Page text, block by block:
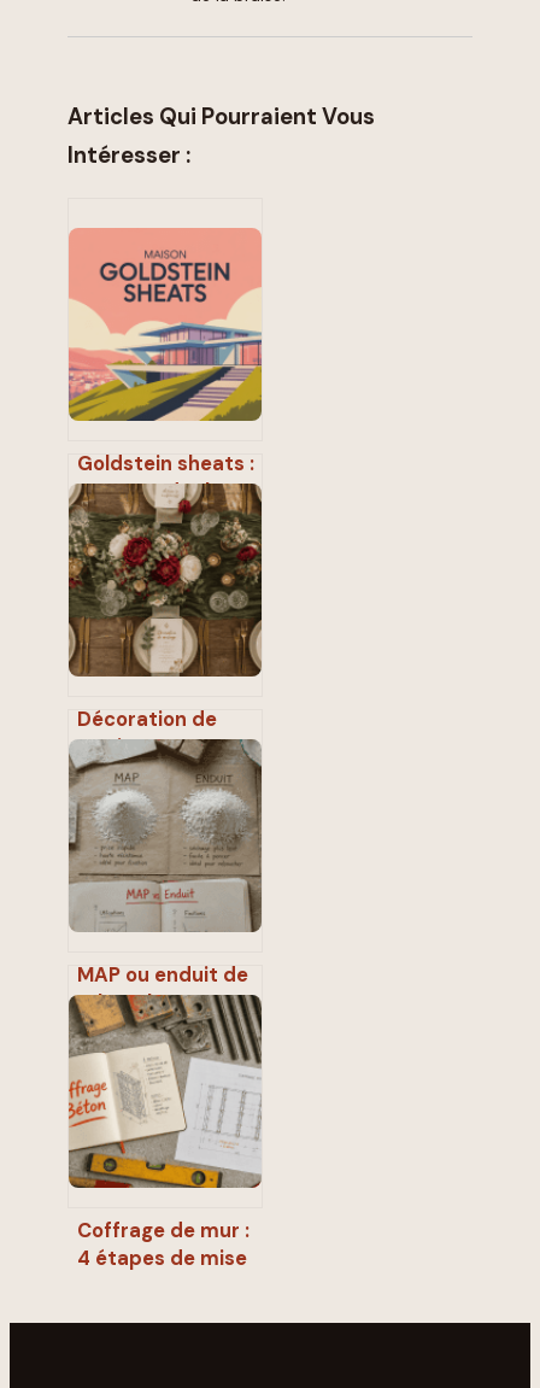
Articles Qui Pourraient Vous
Intéresser :
Goldstein sheats :
comprendre la
maison iconique
et son héritage
architectural
Décoration de
mariage : 4 zones
stratégiques pour
une scénographie
mémorable
MAP ou enduit de
rebouchage : 3
critères pour
choisir le bon
produit sans rater
vos finitions
Coffrage de mur :
4 étapes de mise